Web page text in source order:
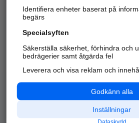
Alla kategorier
API & Kartor
Identifiera enheter baserat på
begärs
Specialsyften
Säkerställa säkerhet, förhindra och
bedrägerier samt åtgärda fel
Leverera och visa reklam och
Godkänn alla
Inställningar
Dataskydd